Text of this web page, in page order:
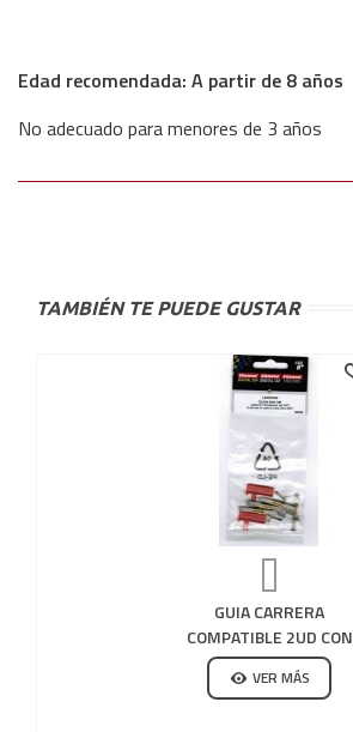
Edad recomendada: A partir de 8 años
No adecuado para menores de 3 años
TAMBIÉN TE PUEDE GUSTAR
GUIA CARRERA
COMPATIBLE 2UD CON
8 TRENCILLAS DOBLES
VER MÁS